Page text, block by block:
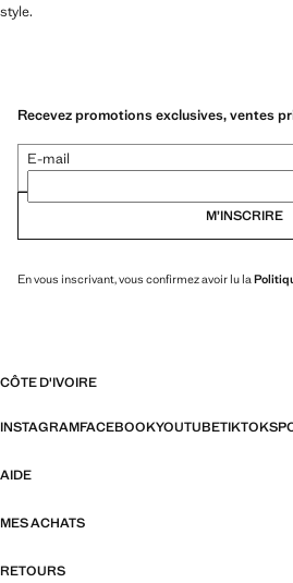
style.
Recevez promotions exclusives, ventes
E-mail
M’INSCRIRE
En vous inscrivant, vous confirmez avoir lu la
CÔTE D'IVOIRE
INSTAGRAMFACEBOOKYOUTUBETIKTOK
AIDE
MES ACHATS
RETOURS